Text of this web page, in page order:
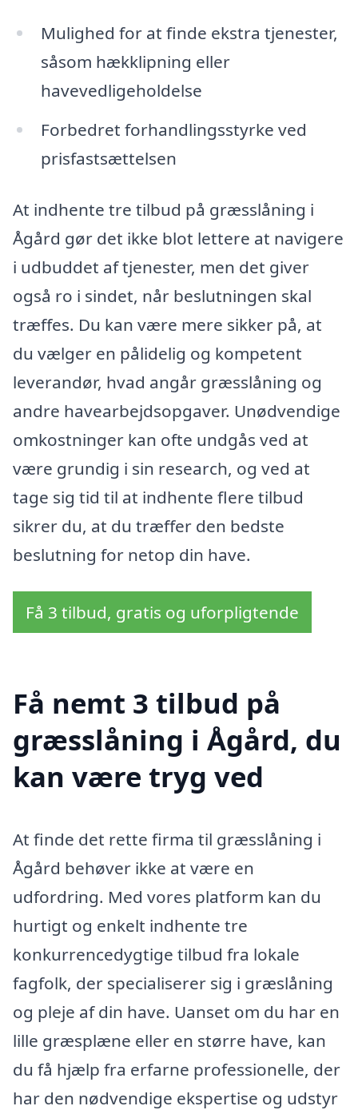
Mulighed for at finde ekstra tjenester,
såsom hækklipning eller
havevedligeholdelse
Forbedret forhandlingsstyrke ved
prisfastsættelsen
At indhente tre tilbud på græsslåning i
Ågård gør det ikke blot lettere at navigere
i udbuddet af tjenester, men det giver
også ro i sindet, når beslutningen skal
træffes. Du kan være mere sikker på, at
du vælger en pålidelig og kompetent
leverandør, hvad angår græsslåning og
andre havearbejdsopgaver. Unødvendige
omkostninger kan ofte undgås ved at
være grundig i sin research, og ved at
tage sig tid til at indhente flere tilbud
sikrer du, at du træffer den bedste
beslutning for netop din have.
Få 3 tilbud, gratis og uforpligtende
Få nemt 3 tilbud på
græsslåning i Ågård, du
kan være tryg ved
At finde det rette firma til græsslåning i
Ågård behøver ikke at være en
udfordring. Med vores platform kan du
hurtigt og enkelt indhente tre
konkurrencedygtige tilbud fra lokale
fagfolk, der specialiserer sig i græslåning
og pleje af din have. Uanset om du har en
lille græsplæne eller en større have, kan
du få hjælp fra erfarne professionelle, der
har den nødvendige ekspertise og udstyr